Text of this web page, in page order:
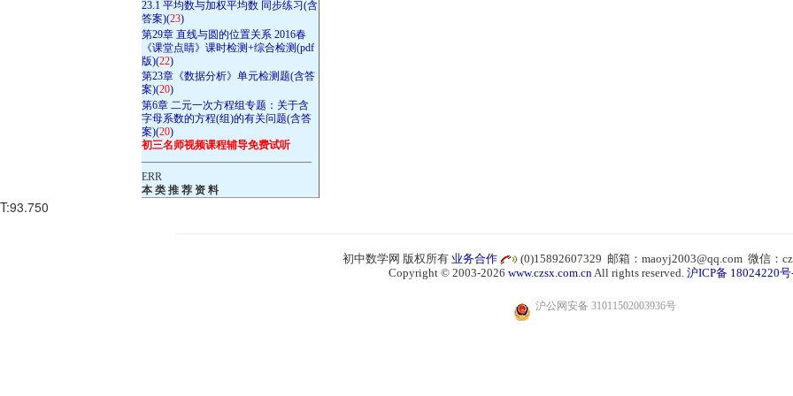
23.1 平均数与加权平均数 同步练习(含
答案)(23)
第29章 直线与圆的位置关系 2016春
《课堂点睛》课时检测+综合检测(pdf
版)(22)
第23章《数据分析》单元检测题(含答
案)(20)
第6章 二元一次方程组专题：关于含
字母系数的方程(组)的有关问题(含答
案)(20)
初三名师视频课程辅导免费试听
————————————————
ERR
本 类 推 荐 资 料
T:93.750
初中数学网 版权所有 业务合作
(0)15892607329 邮箱：maoyj2003@qq.com 微信：
Copyright © 2003-2026 www.czsx.com.cnAll rights reserved. 沪ICP备 18024220号
沪公网安备 31011502003936号